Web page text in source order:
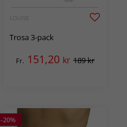
LOUISE
Trosa 3-pack
Fr. 151,20 kr 189 kr
-20%